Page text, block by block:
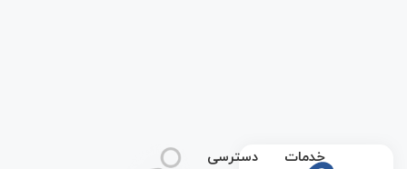
خدمات
دسترسی